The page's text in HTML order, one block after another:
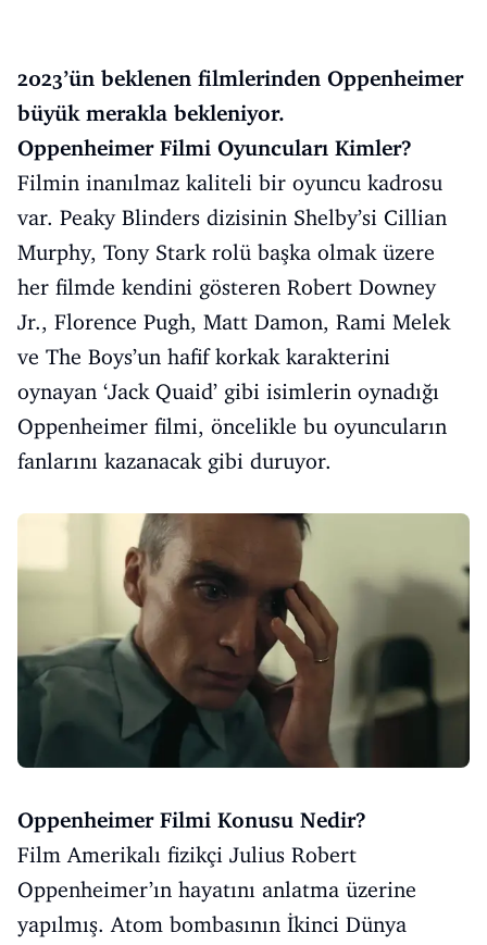
2023’ün beklenen filmlerinden Oppenheimer
büyük merakla bekleniyor.
Oppenheimer Filmi Oyuncuları Kimler?
Filmin inanılmaz kaliteli bir oyuncu kadrosu
var. Peaky Blinders dizisinin Shelby’si Cillian
Murphy, Tony Stark rolü başka olmak üzere
her filmde kendini gösteren Robert Downey
Jr., Florence Pugh, Matt Damon, Rami Melek
ve The Boys’un hafif korkak karakterini
oynayan ‘Jack Quaid’ gibi isimlerin oynadığı
Oppenheimer filmi, öncelikle bu oyuncuların
fanlarını kazanacak gibi duruyor.
Oppenheimer Filmi Konusu Nedir?
Film Amerikalı fizikçi Julius Robert
Oppenheimer’ın hayatını anlatma üzerine
yapılmış. Atom bombasının İkinci Dünya